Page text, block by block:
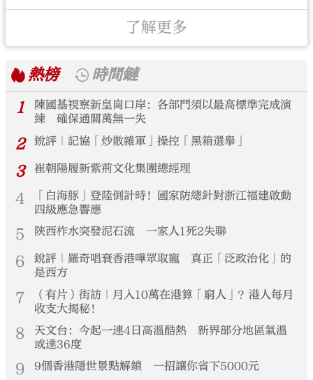
了解更多
熱榜
時間鏈
1
陳國基視察新皇崗口岸：各部門須以最高標準完成演
練 確保通關萬無一失
2 銳評｜記協「炒散雜軍」操控「黑箱選舉」
3 崔朝陽履新紫荊文化集團總經理
4
「白海豚」登陸倒計時！國家防總針對浙江福建啟動
四級應急響應
5 陝西柞水突發泥石流 一家人1死2失聯
6
銳評｜羅奇唱衰香港嘩眾取寵 真正「泛政治化」的
是西方
7
（有片）街訪｜月入10萬在港算「窮人」？港人每月
收支大揭秘！
8
天文台：今起一連4日高溫酷熱 新界部分地區氣溫
或達36度
9 9個香港隱世景點解鎖 一招讓你省下5000元